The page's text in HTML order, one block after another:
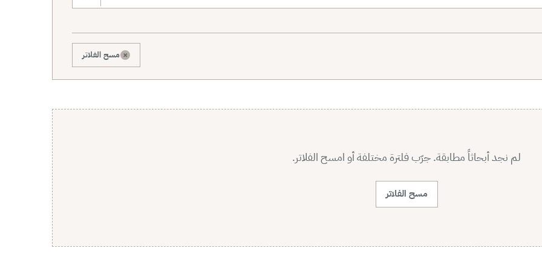
× مسح الفلاتر
لم نجد أبحاثاً مطابقة. جرّب فلترة مختلفة أو امسح الفلاتر.
مسح الفلاتر